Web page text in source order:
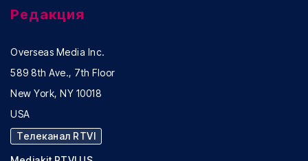
Редакция
Overseas Media Inc.
589 8th Ave., 7th Floor
New York, NY 10018
USA
Телеканал RTVI